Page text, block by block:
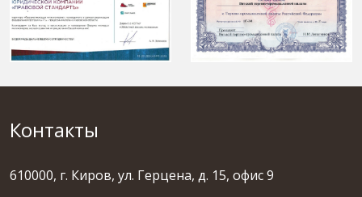
Контакты
610000, г. Киров, ул. Герцена, д. 15, офис 9